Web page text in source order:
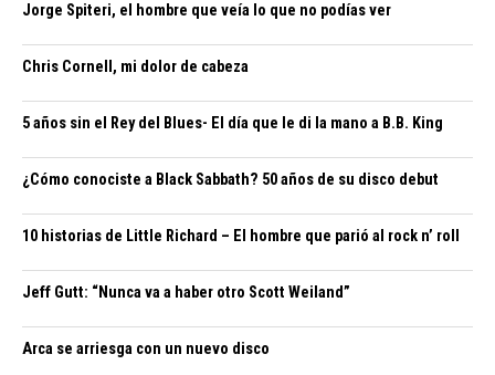
Jorge Spiteri, el hombre que veía lo que no podías ver
Chris Cornell, mi dolor de cabeza
5 años sin el Rey del Blues- El día que le di la mano a B.B. King
¿Cómo conociste a Black Sabbath? 50 años de su disco debut
10 historias de Little Richard – El hombre que parió al rock n’ roll
Jeff Gutt: “Nunca va a haber otro Scott Weiland”
Arca se arriesga con un nuevo disco